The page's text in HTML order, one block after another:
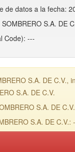
de datos a la fecha:
S.A. DE
Code): ---
S.A. DE
S.A. DE C.V.
S.A. DE C.V.
S.A. DE C.V.: